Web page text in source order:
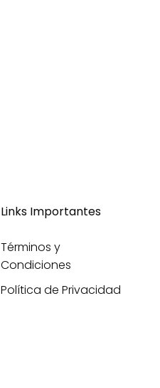
Links Importantes
Términos y
Condiciones
Política de Privacidad